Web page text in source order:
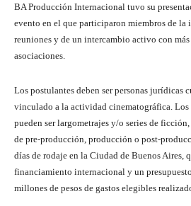
BA Producción Internacional tuvo su
evento en el que participaron miembros de la
reuniones y de un intercambio activo con
asociaciones.
Los postulantes deben ser personas jurídicas
vinculado a la actividad cinematográfica. Los
pueden ser largometrajes y/o series de
de pre-producción, producción o post-
días de rodaje en la Ciudad de Buenos Aires,
financiamiento internacional y un
millones de pesos de gastos elegibles